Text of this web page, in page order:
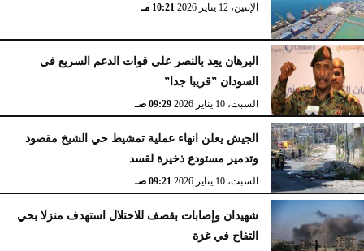
الإثنين، 12 يناير 2026 10:21 مـ
البرهان يعِد بالنصر على قوات الدعم السريع في
السودان ”قريبا جدا”
السبت، 10 يناير 2026 09:29 صـ
الجيش يعلن انهاء عملية تمشيط حي الشيخ مقصود
وتدمير مستودع ذخيرة لقسد
السبت، 10 يناير 2026 09:21 صـ
شهيدان وإصابات بقصف للاحتلال استهدف منزلا بحي
التفاح في غزة